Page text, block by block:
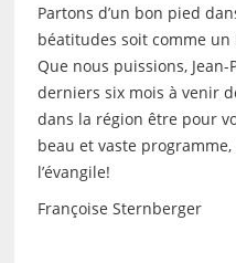
Partons d’un bon pied
béatitudes soit comme
Que nous puissions,
derniers six mois à venir
dans la région être pour
beau et vaste
l’évangile!
Françoise Sternberger